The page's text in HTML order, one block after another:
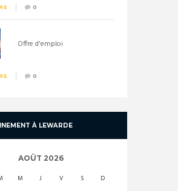
0
Offre d'emploi
0
À LEWARDE
AOÛT 2026
M J V S D